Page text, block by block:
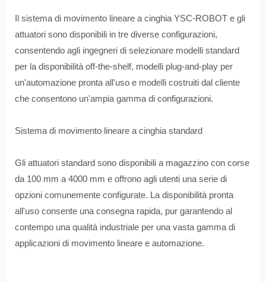
Il sistema di movimento lineare a cinghia YSC-ROBOT e gli
attuatori sono disponibili in tre diverse configurazioni,
consentendo agli ingegneri di selezionare modelli standard
per la disponibilità off-the-shelf, modelli plug-and-play per
un'automazione pronta all'uso e modelli costruiti dal cliente
che consentono un'ampia gamma di configurazioni.
Sistema di movimento lineare a cinghia standard
Gli attuatori standard sono disponibili a magazzino con corse
da 100 mm a 4000 mm e offrono agli utenti una serie di
opzioni comunemente configurate. La disponibilità pronta
all'uso consente una consegna rapida, pur garantendo al
contempo una qualità industriale per una vasta gamma di
applicazioni di movimento lineare e automazione.